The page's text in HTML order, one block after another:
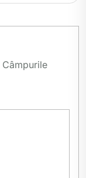
Câmpurile